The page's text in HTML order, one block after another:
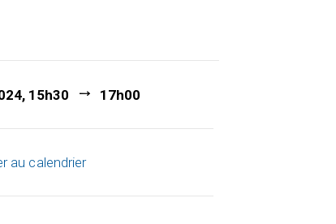
15h30 17h00
au calendrier